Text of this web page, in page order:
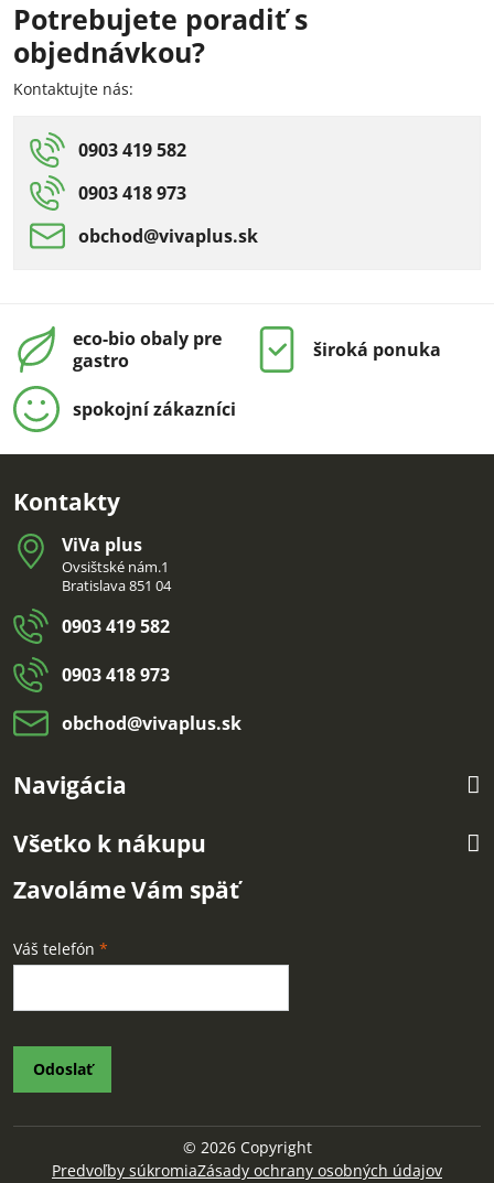
Potrebujete poradiť s
objednávkou?
Kontaktujte nás:
0903 419 582
0903 418 973
obchod​@vivaplus​.sk
eco-bio obaly pre
gastro
široká ponuka
spokojní zákazníci
Kontakty
ViVa plus
Ovsištské nám.1
Bratislava 851 04
0903 419 582
0903 418 973
obchod​@vivaplus​.sk
Navigácia
Všetko k nákupu
Zavoláme Vám späť
Váš telefón *
Odoslať
© 2026Copyright
Predvoľby súkromiaZásady ochrany osobných údajov